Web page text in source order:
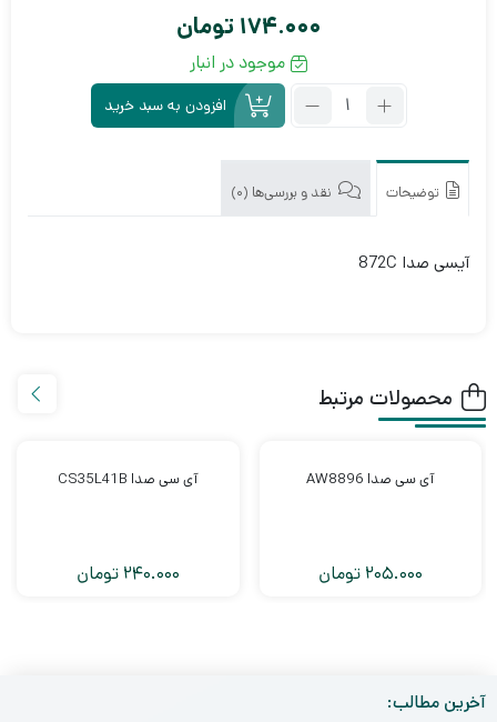
174.000 تومان
موجود در انبار
تعداد:
872C
افزودن به سبد خرید
توضیحات نقد و بررسی‌ها (0)
آیسی صدا 872C
محصولات مرتبط
آی سی صدا AW8896
205.000 تومان
آی سی صدا CS35L41B
240.000 تومان
آخرین مطالب: